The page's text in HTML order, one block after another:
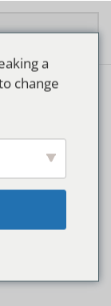
a
change